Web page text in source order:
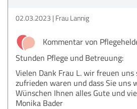
02.03.2023 Frau Lannig
Kommentar von
Stunden Pflege und Betreuung:
Vielen Dank Frau L. wir freuen uns
zufrieden waren und dass Sie uns
Wünschen Ihnen alles Gute und
Monika Bader